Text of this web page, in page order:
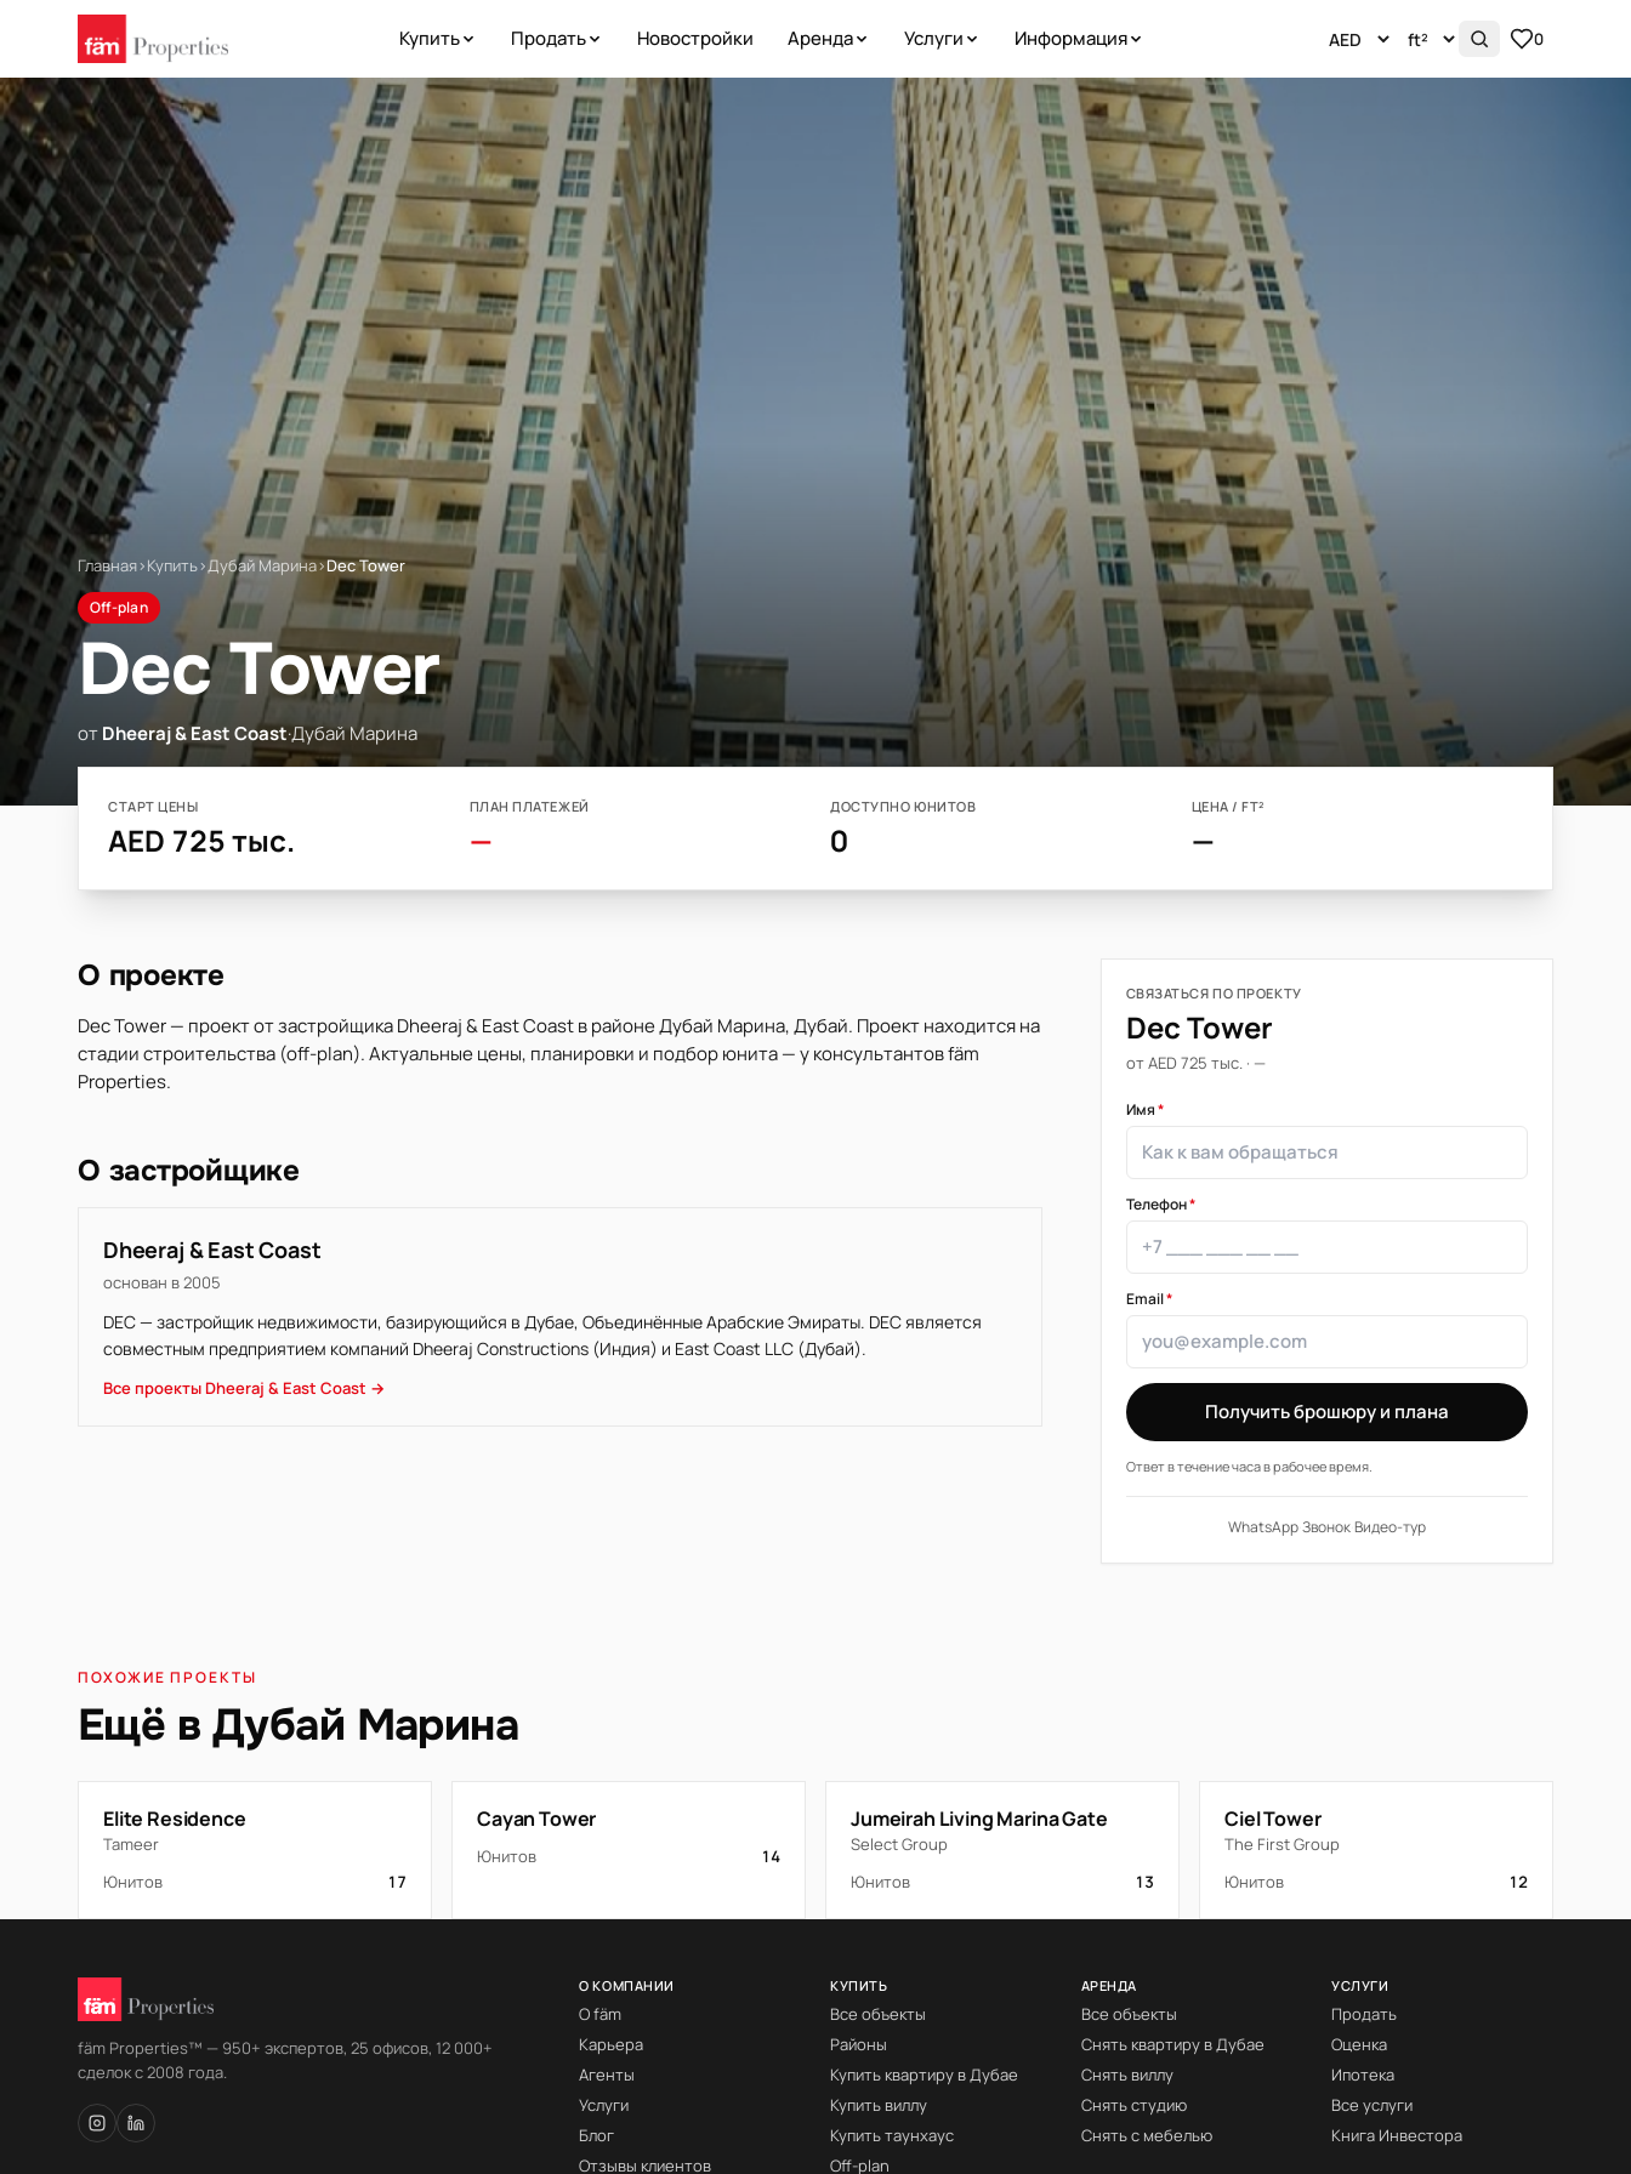
Купить Продать Новостройки Аренда Услуги Информация 0
Главная›Купить›Дубай Марина›Dec Tower
Off-plan
Dec Tower
отDheeraj & East Coast·Дубай Марина
СТАРТ ЦЕНЫ
AED 725 тыс.
ПЛАН ПЛАТЕЖЕЙ
—
ДОСТУПНО ЮНИТОВ
0
ЦЕНА / FT²
—
О проекте
Dec Tower — проект от застройщика Dheeraj & East Coast в районе Дубай Марина, Дубай. Проект находится на
стадии строительства (off-plan). Актуальные цены, планировки и подбор юнита — у консультантов fäm
Properties.
О застройщике
Dheeraj & East Coast
основан в 2005
DEC — застройщик недвижимости, базирующийся в Дубае, Объединённые Арабские Эмираты. DEC является
совместным предприятием компаний Dheeraj Constructions (Индия) и East Coast LLC (Дубай).
Все проекты Dheeraj & East Coast →
СВЯЗАТЬСЯ ПО ПРОЕКТУ
Dec Tower
от AED 725 тыс. · —
Имя*
Телефон*
Email*
Получить брошюру и плана
Ответ в течение часа в рабочее время.
WhatsApp·Звонок·Видео-тур
ПОХОЖИЕ ПРОЕКТЫ
Ещё в Дубай Марина
Elite Residence
Tameer
Юнитов
17
Cayan Tower
Юнитов 14
Jumeirah Living Marina Gate
Select Group
Юнитов
13
Ciel Tower
The First Group
Юнитов
12
fäm Properties™ — 950+ экспертов, 25 офисов, 12 000+
сделок с 2008 года.
О КОМПАНИИ
О fäm
Карьера
Агенты
Услуги
Блог
Отзывы клиентов
КУПИТЬ
Все объекты
Районы
Купить квартиру в Дубае
Купить виллу
Купить таунхаус
Off-plan
АРЕНДА
Все объекты
Снять квартиру в Дубае
Снять виллу
Снять студию
Снять с мебелью
УСЛУГИ
Продать
Оценка
Ипотека
Все услуги
Книга Инвестора